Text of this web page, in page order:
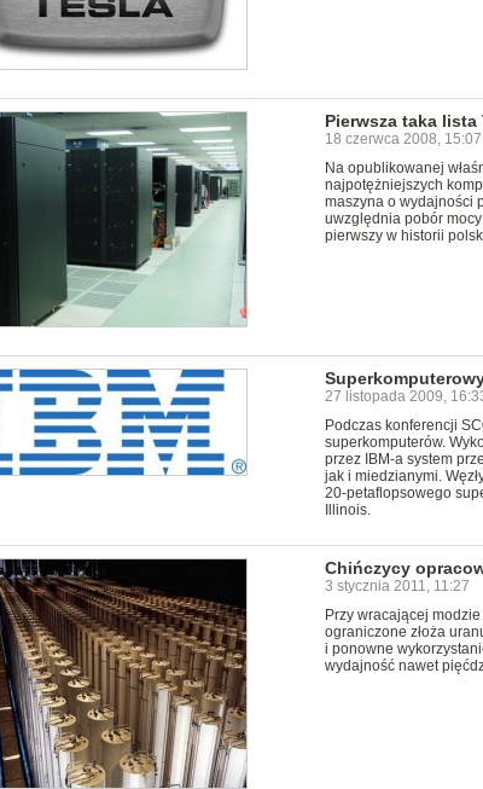
Pierwsza taka lista
18 czerwca 2008, 15:07
Na opublikowanej
najpotężniejszych
maszyna o wydajności
uwzględnia pobór
pierwszy w historii
27 listopada 2009,
Podczas konferencji
superkomputerów.
przez IBM-a system
jak i miedzianymi.
20-petaflopsowego
Illinois.
Chińczycy
3 stycznia 2011, 11:27
Przy wracającej
ograniczone złoża
i ponowne
wydajność nawet